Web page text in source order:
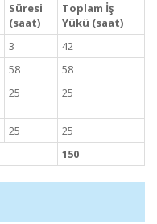
Süresi
(saat)
Toplam İş
Yükü (saat)
3
42
58
58
25 25
25
25
150